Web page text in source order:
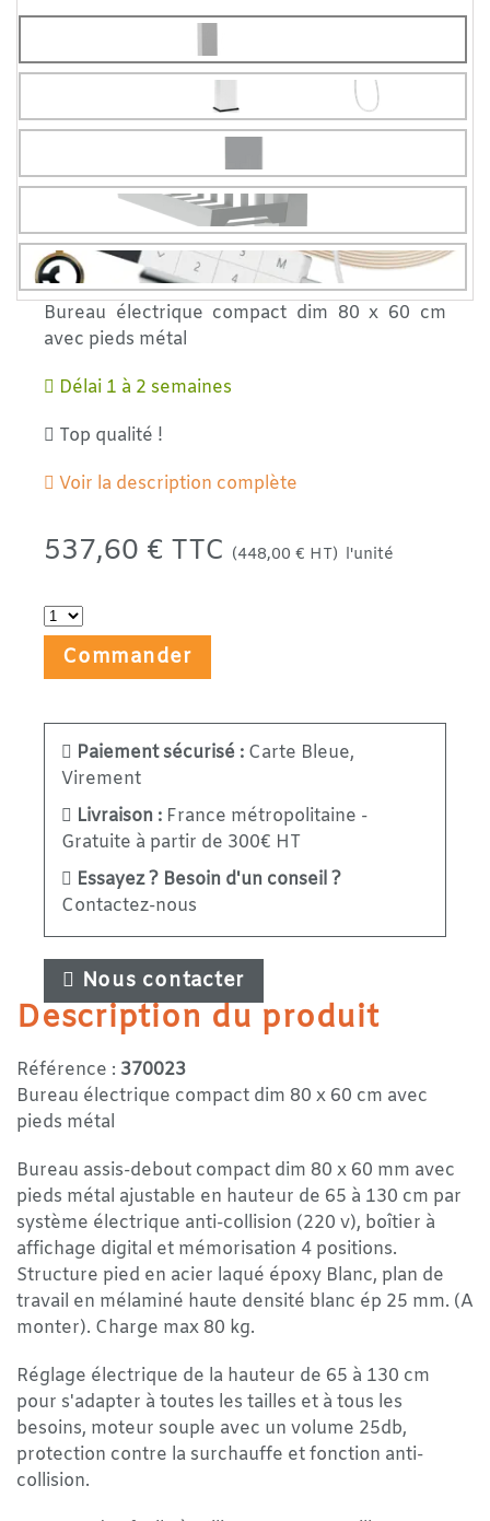
Bureau électrique compact dim 80 x 60 cm
avec pieds métal
Délai 1 à 2 semaines
Top qualité !
Voir la description complète
537,60 € TTC (448,00 € HT) l'unité
Commander
Paiement sécurisé : Carte Bleue,
Virement
Livraison : France métropolitaine -
Gratuite à partir de 300€ HT
Essayez ? Besoin d'un conseil ?
Contactez-nous
Nous contacter
Description du produit
Référence : 370023
Bureau électrique compact dim 80 x 60 cm avec
pieds métal
Bureau assis-debout compact dim 80 x 60 mm avec
pieds métal ajustable en hauteur de 65 à 130 cm par
système électrique anti-collision (220 v), boîtier à
affichage digital et mémorisation 4 positions.
Structure pied en acier laqué époxy Blanc, plan de
travail en mélaminé haute densité blanc ép 25 mm. (A
monter). Charge max 80 kg.
Réglage électrique de la hauteur de 65 à 130 cm
pour s'adapter à toutes les tailles et à tous les
besoins, moteur souple avec un volume 25db,
protection contre la surchauffe et fonction anti-
collision.